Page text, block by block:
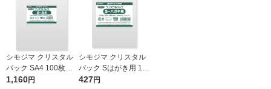
シモジマ クリスタル
パック SA4 100枚入 6
739200 1袋(100枚入)
1,160円
シモジマ クリスタル
パック Sはがき用 100
枚入 6751700 1袋(10
427円